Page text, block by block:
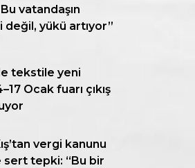
vatandaşın
değil, yükü artıyor”
tekstile yeni
Ocak fuarı çıkış
vergi kanunu
sert tepki: “Bu bir